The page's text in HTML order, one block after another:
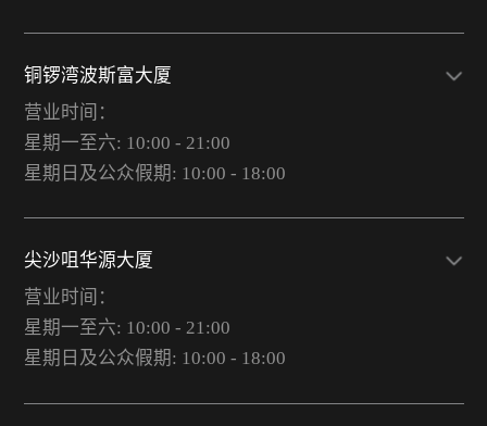
铜锣湾波斯富大厦
营业时间：
星期一至六: 10:00 - 21:00
星期日及公众假期: 10:00 - 18:00
尖沙咀华源大厦
营业时间：
星期一至六: 10:00 - 21:00
星期日及公众假期: 10:00 - 18:00